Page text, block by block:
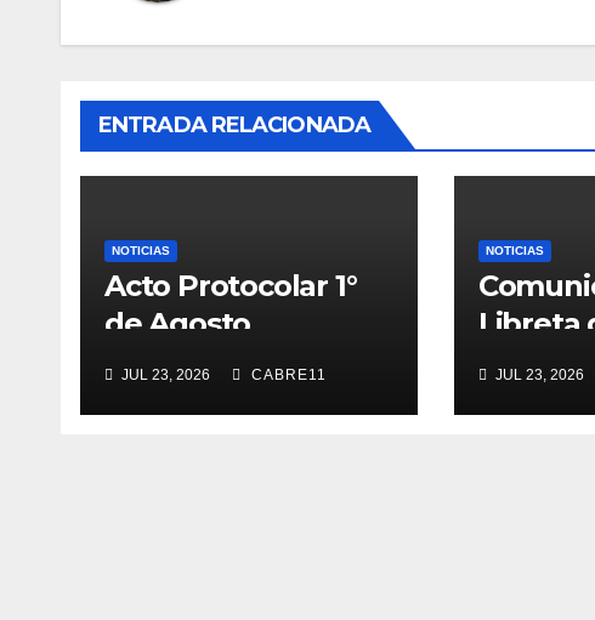
ENTRADA RELACIONADA
NOTICIAS
Acto Protocolar 1°
de Agosto
JUL 23, 2026 CABRE11
NOTICIAS
Libreta
JUL 23, 2026